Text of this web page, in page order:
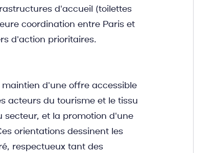
d'accueil (toilettes
coordination entre Paris et
d'action prioritaires.
d'une offre accessible
acteurs du tourisme et le tissu
secteur, et la promotion d'une
orientations dessinent les
respectueux tant des